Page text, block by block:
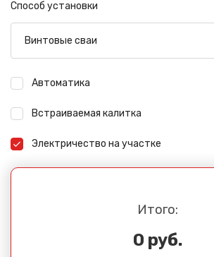
Способ установки
Автоматика
Встраиваемая калитка
Электричество на участке
Итого:
0 руб.